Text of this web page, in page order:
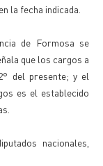
la fecha indicada.
de Formosa se
que los cargos a
del presente; y el
es el establecido
nacionales,